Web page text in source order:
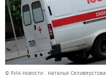
© РИА Новости . Наталья Селиверстова